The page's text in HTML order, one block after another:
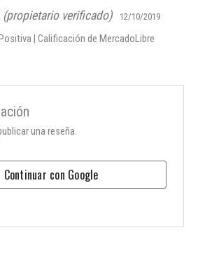
(propietario verificado) 12/10/2019
| Calificación de MercadoLibre
una reseña.
Continuar con Google